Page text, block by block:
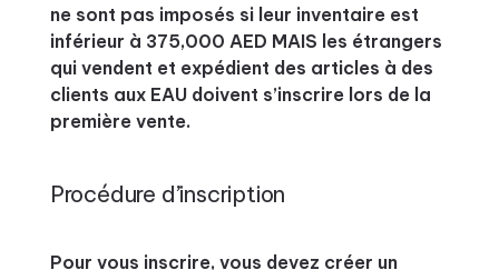
ne sont pas imposés si leur inventaire est
inférieur à 375,000 AED MAIS les étrangers
qui vendent et expédient des articles à des
clients aux EAU doivent s’inscrire lors de la
première vente.
Procédure d’inscription
Pour vous inscrire, vous devez créer un